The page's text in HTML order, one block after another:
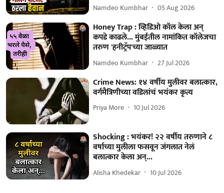
Namdeo Kumbhar 05 Aug 2026
Honey Trap : व्हिडिओ कॉल केला अन्
कपडे काढले... मुंबईतील नामांकित कॉलेजचा
तरुण 'हनीट्रॅप'च्या जाळ्यात
Namdeo Kumbhar 27 Jul 2026
Crime News: १४ वर्षीय मुलीवर बलात्कार,
वर्गमैत्रिणीच्या वडिलांचं भयंकर कृत्य
Priya More 10 Jul 2026
Shocking : भयंकर! २२ वर्षीय तरुणाने ८
वर्षाच्या मुलीला फसवून जंगलात नेलं
बलात्कार केला अन्...
Alisha Khedekar 10 Jul 2026